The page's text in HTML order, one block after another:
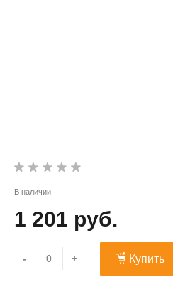
В наличии
1 201 руб.
- + Купить